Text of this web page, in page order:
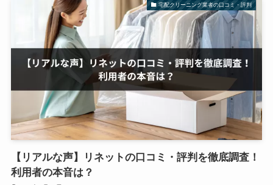
宅配クリーニング業者の口コミ・評判
【リアルな声】リネットの口コミ・評判を徹底調査！
利用者の本音は？